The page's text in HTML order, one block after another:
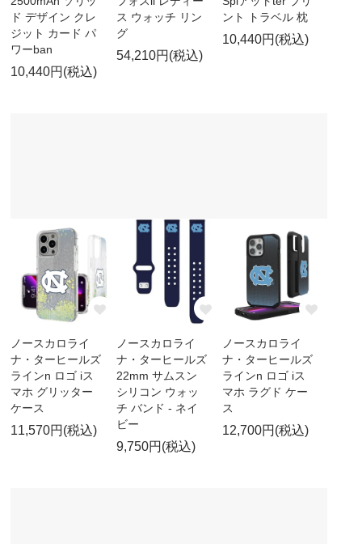
ド デザイン クレ
ジット カード パ
ワーban
10,440円(税込)
ス ウォッチ リン
グ
54,210円(税込)
ント トラベル 枕
10,440円(税込)
ノースカロライ
ナ・ターヒールズ
ラインn ロゴ iス
マホ グリッター
ケース
11,570円(税込)
ノースカロライ
ナ・ターヒールズ
22mm サムスン
シリコン ウォッ
チ バンド - ネイ
ビー
9,750円(税込)
ノースカロライ
ナ・ターヒールズ
ラインn ロゴ iス
マホ ラグド ケー
ス
12,700円(税込)